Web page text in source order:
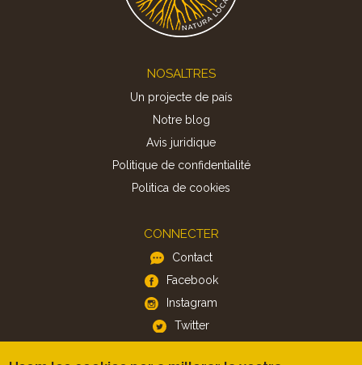
NOSALTRES
Un projecte de país
Notre blog
Avis juridique
Politique de confidentialité
Politica de cookies
CONNECTER
Contact
Facebook
Instagram
Twitter